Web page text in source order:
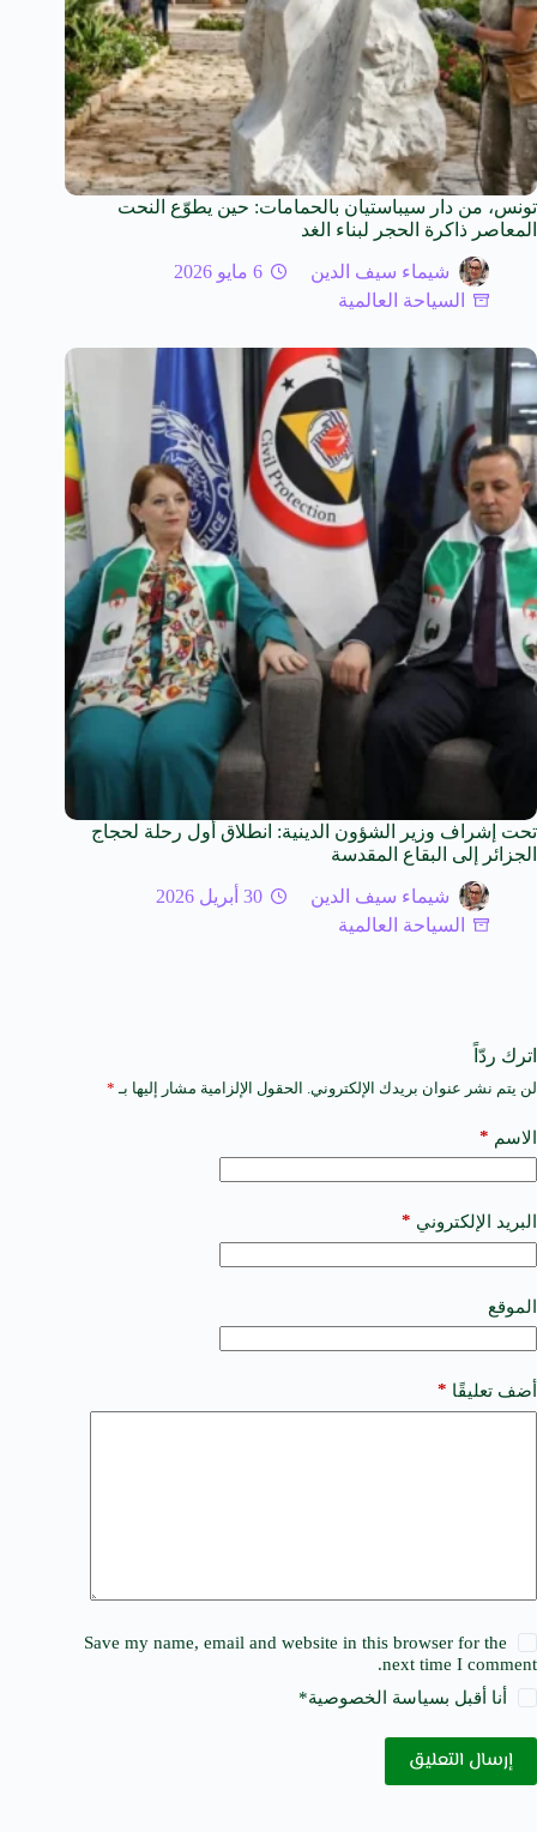
تونس، من دار سيباستيان بالحمامات: حين يطوّع النحت
المعاصر ذاكرة الحجر لبناء الغد
شيماء سيف الدين
6 مايو 2026
السياحة العالمية
تحت إشراف وزير الشؤون الدينية: انطلاق أول رحلة لحجاج
الجزائر إلى البقاع المقدسة
شيماء سيف الدين
30 أبريل 2026
السياحة العالمية
اترك ردّاً
لن يتم نشر عنوان بريدك الإلكتروني. الحقول الإلزامية مشار إليها بـ *
الاسم *
البريد الإلكتروني *
الموقع
أضف تعليقًا *
Save my name, email and website in this browser for the
next time I comment.
أنا أقبل بسياسة الخصوصية*
إرسال التعليق
A
t
e
a
t
i
e
: